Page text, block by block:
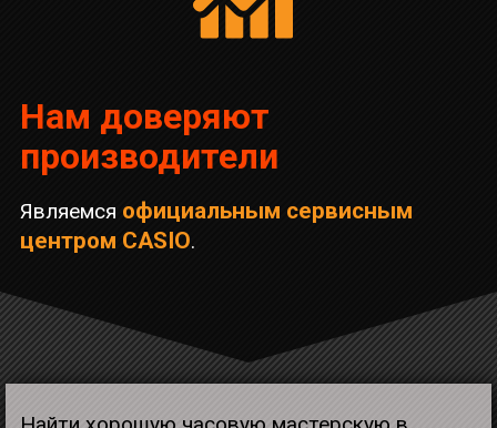
Нам доверяют
производители
Являемся официальным сервисным
центром CASIO.